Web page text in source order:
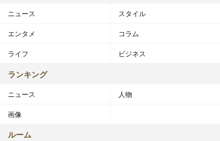
ニュース スタイル
エンタメ コラム
ライフ ビジネス
ランキング
ニュース 人物
画像
ルーム